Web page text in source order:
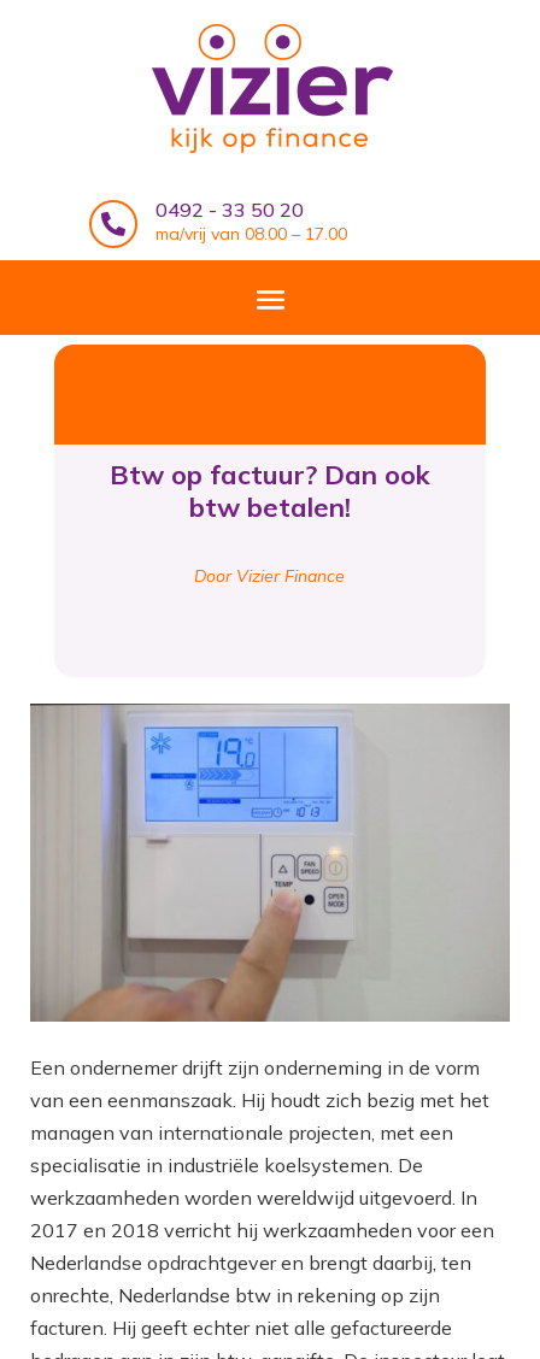

0492 - 33 50 20
ma/vrij van 08.00 – 17.00
Btw op factuur? Dan ook
btw betalen!
Door Vizier Finance
Een ondernemer drijft zijn onderneming in de vorm
van een eenmanszaak. Hij houdt zich bezig met het
managen van internationale projecten, met een
specialisatie in industriële koelsystemen. De
werkzaamheden worden wereldwijd uitgevoerd. In
2017 en 2018 verricht hij werkzaamheden voor een
Nederlandse opdrachtgever en brengt daarbij, ten
onrechte, Nederlandse btw in rekening op zijn
facturen. Hij geeft echter niet alle gefactureerde